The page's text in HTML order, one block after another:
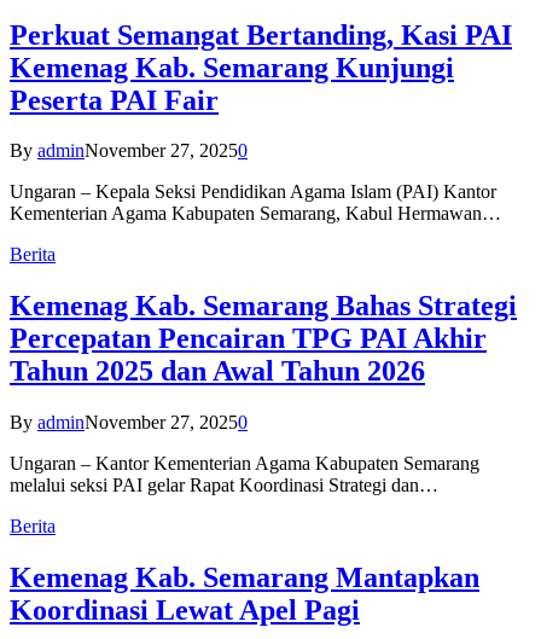
Perkuat Semangat Bertanding, Kasi PAI
Kemenag Kab. Semarang Kunjungi
Peserta PAI Fair
By adminNovember 27, 20250
Ungaran – Kepala Seksi Pendidikan Agama Islam (PAI) Kantor
Kementerian Agama Kabupaten Semarang, Kabul Hermawan…
Berita
Kemenag Kab. Semarang Bahas Strategi
Percepatan Pencairan TPG PAI Akhir
Tahun 2025 dan Awal Tahun 2026
By adminNovember 27, 20250
Ungaran – Kantor Kementerian Agama Kabupaten Semarang
melalui seksi PAI gelar Rapat Koordinasi Strategi dan…
Berita
Kemenag Kab. Semarang Mantapkan
Koordinasi Lewat Apel Pagi